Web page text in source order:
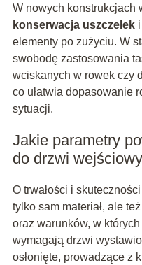
W nowych konstrukcjach
konserwacja uszczeleki
elementy po zużyciu. W
swobodę zastosowania
wciskanych w rowek czy
co ułatwia dopasowanie
sytuacji.
Jakie parametry
do drzwi
O trwałości i
tylko sam materiał, ale
oraz warunków, w
wymagają drzwi
osłonięte, prowadzące z